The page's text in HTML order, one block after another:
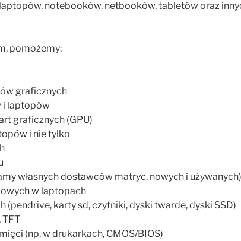
notebooków, netbooków, tabletów oraz
pomożemy:
graficznych
i laptopów
graficznych (GPU)
i nie tylko
własnych dostawców matryc, nowych i używanych)
w laptopach
(pendrive, karty sd, czytniki, dyski twarde, dyski SSD)
TFT
(np. w drukarkach, CMOS/BIOS)